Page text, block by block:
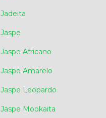
Jadeita
Jaspe
Jaspe Africano
Jaspe Amarelo
Jaspe Leopardo
Jaspe Mookaita